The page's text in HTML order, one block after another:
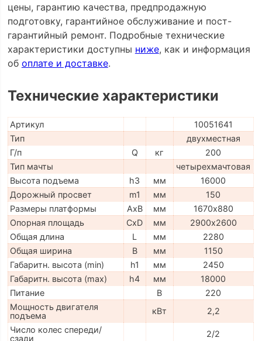
цены, гарантию качества, предпродажную
подготовку, гарантийное обслуживание и пост-
гарантийный ремонт. Подробные технические
характеристики доступны ниже, как и информация
об оплате и доставке.
Технические характеристики
Артикул
10051641
Тип
двухместная
Г/п
Q кг
200
Тип мачты
четырехмачтовая
Высота подъема
h3 мм
16000
Дорожный просвет
m1 мм
150
Размеры платформы
AxB мм
1670х880
Опорная площадь
CxD мм
2900х2600
Общая длина
L мм
2280
Общая ширина
B мм
1150
Габаритн. высота (min)
h1 мм
2450
Габаритн. высота (max)
h4 мм
18000
Питание
В
220
Мощность двигателя
подъема
кВт
2,2
Число колес спереди/
сзади
2/2